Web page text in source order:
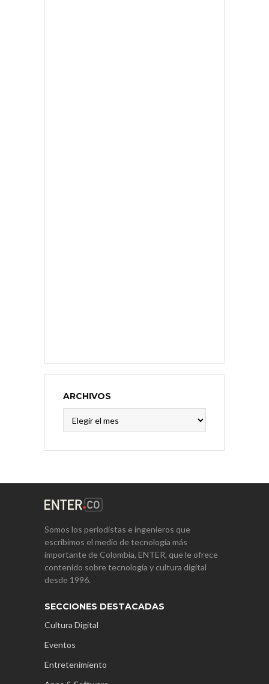
ARCHIVOS
Somos los periodistas e ingenieros que
escribimos el medio de tecnología más
importante de Colombia, ENTER, que le ofrece
contenido sobre tecnología y cultura digital
desde 1996.
SECCIONES DESTACADAS
Cultura Digital
Eventos
Entretenimiento